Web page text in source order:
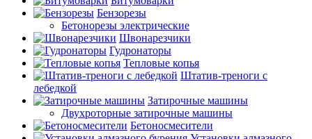
Бензорезы
Бетонорезы электрические
Швонарезчики
Гудронаторы
Тепловые копья
Штатив-треноги с
лебедкой
Затирочные машины
Двухроторные затирочные машины
Бетоносмесители